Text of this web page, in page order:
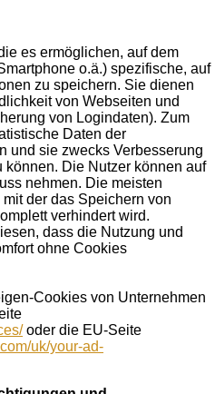
es ermöglichen, auf dem
o.ä.) spezifische, auf
zu speichern. Sie dienen
von Webseiten und
von Logindaten). Zum
Daten der
und sie zwecks Verbesserung
Die Nutzer können auf
nehmen. Die meisten
der das Speichern von
verhindert wird.
dass die Nutzung und
ohne Cookies
Cookies von Unternehmen
oder die EU-Seite
uk/your-ad-